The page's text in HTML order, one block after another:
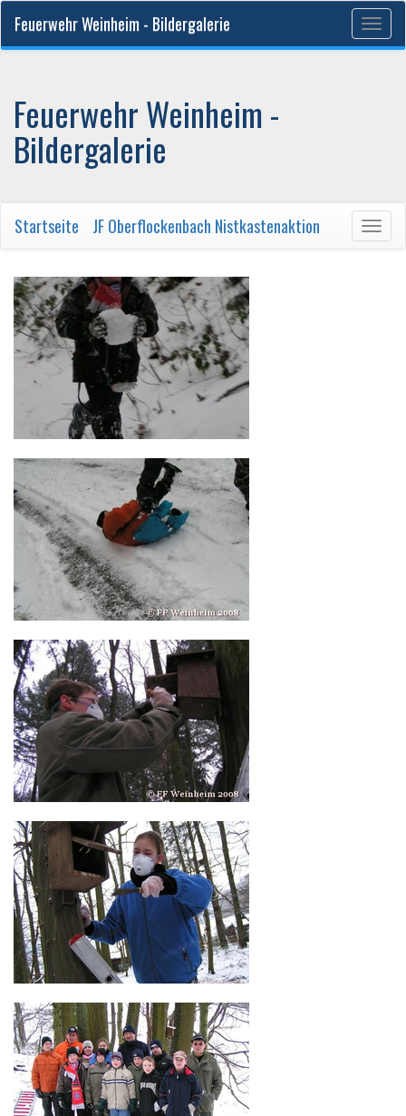
Feuerwehr Weinheim - Bildergalerie
Feuerwehr Weinheim -
Bildergalerie
Startseite JF Oberflockenbach Nistkastenaktion